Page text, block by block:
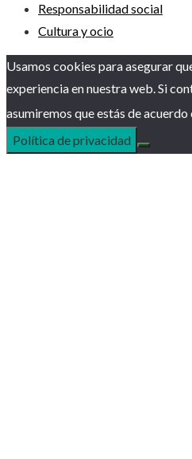
Responsabilidad social
Cultura y ocio
Usamos cookies para asegurar
experiencia en nuestra web. Si
asumiremos que estás de acuerdo
Política de privacidad